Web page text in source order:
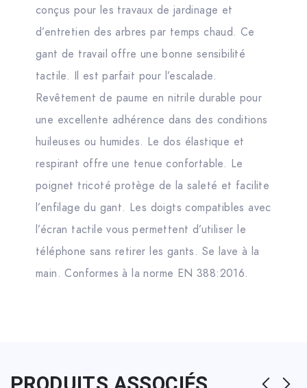
conçus pour les travaux de jardinage et
d’entretien des arbres par temps chaud. Ce
gant de travail offre une bonne sensibilité
tactile. Il est parfait pour l’escalade.
Revêtement de paume en nitrile durable pour
une excellente adhérence dans des conditions
huileuses ou humides. Le dos élastique et
respirant offre une tenue confortable. Le
poignet tricoté protège de la saleté et facilite
l’enfilage du gant. Les doigts compatibles avec
l’écran tactile vous permettent d’utiliser le
téléphone sans retirer les gants. Se lave à la
main. Conformes à la norme EN 388:2016.